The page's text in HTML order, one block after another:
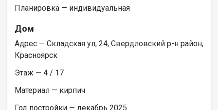
Планировка — индивидуальная
Дом
Адрес — Складская ул, 24, Свердловский р-н район,
Красноярск
Этаж — 4 / 17
Материал — кирпич
Год постройки — декабрь 2025